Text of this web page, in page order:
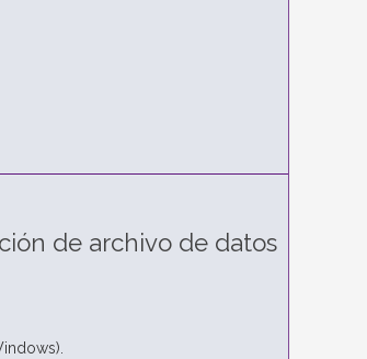
de archivo de datos